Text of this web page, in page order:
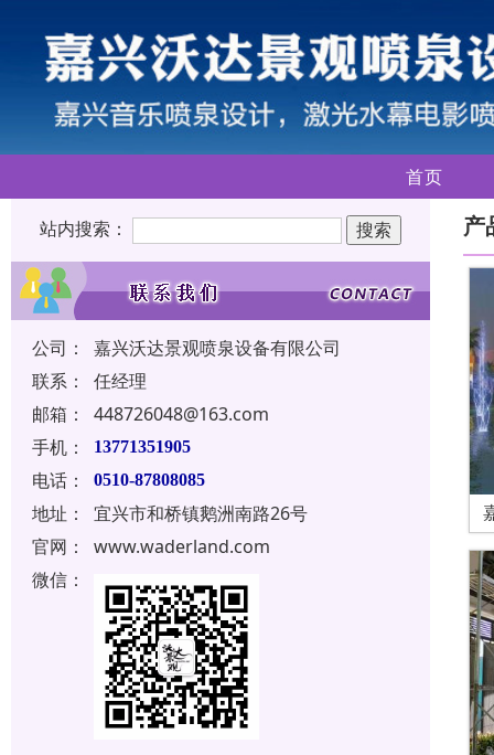
首页
站内搜索：
公司：
嘉兴沃达景观喷泉设备有限公司
联系：
任经理
邮箱：
448726048@163.com
手机：
13771351905
电话： 0510-87808085
地址：
宜兴市和桥镇鹅洲南路26号
官网：
www.waderland.com
微信：
产